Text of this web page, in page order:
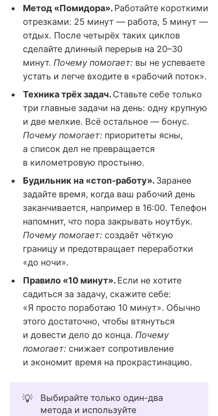
Метод «Помидора». Работайте короткими
отрезками: 25 минут — работа, 5 минут —
отдых. После четырёх таких циклов
сделайте длинный перерыв на 20–30
минут. Почему помогает: вы не успеваете
устать и легче входите в «рабочий поток».
Техника трёх задач. Ставьте себе только
три главные задачи на день: одну крупную
и две мелкие. Всё остальное — бонус.
Почему помогает: приоритеты ясны,
а список дел не превращается
в километровую простыню.
Будильник на «стоп-работу». Заранее
задайте время, когда ваш рабочий день
заканчивается, например в 16:00. Телефон
напомнит, что пора закрывать ноутбук.
Почему помогает: создаёт чёткую
границу и предотвращает переработки
«до ночи».
Правило «10 минут». Если не хотите
садиться за задачу, скажите себе:
«Я просто поработаю 10 минут». Обычно
этого достаточно, чтобы втянуться
и довести дело до конца. Почему
помогает: снижает сопротивление
и экономит время на прокрастинацию.
💡
Выбирайте только один-два
метода и используйте